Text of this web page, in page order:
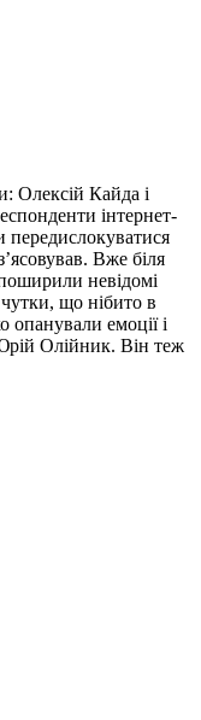
Олексій Кайда і
інтернет-
Вже біля
невідомі
що нібито в
емоції і
Олійник. Він теж